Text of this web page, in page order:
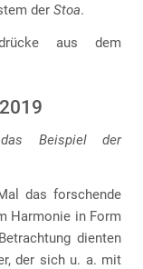
der Stoa.
aus dem
Beispiel der
das forschende
Harmonie in Form
dienten
der sich u. a. mit